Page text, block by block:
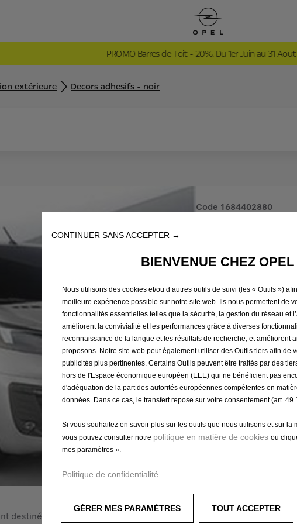
PROMO Barres de Toit - 20%. Du 1er Juin au 31 Aout
extérieure Decors adhesifs - noir
Code 1684402880
595,24 €
P
r
i
c
e
i
s
5
9
,
2
-
+
Q
u
n
t
i
y
u
Livraison :12/08
destinés au capot, côté du véhicule et hayon pour ajouter une
CONTINUER SANS ACCEPTER →
BIENVENUE CHEZ OPEL
Nous utilisons des cookies et/ou d’autres outils de suivi (les « Outils »)
meilleure expérience possible sur notre site web. Ils nous permettent de
fonctionnalités essentielles telles que la sécurité, la gestion du réseau et
améliorent la convivialité et les performances grâce à diverses
reconnaissance de la langue et les résultats de recherche, et améliorent
proposons. Notre site web peut également utiliser des Outils tiers afin de
publicités plus pertinentes. Certains Outils peuvent être traités par des
hors de l'Espace économique européen (EEE) qui ne bénéficient pas
d'adéquation de la part des autorités européennes compétentes en
données. Dans ce cas, le transfert repose sur votre consentement (art.
Si vous souhaitez en savoir plus sur les outils que nous utilisons et sur la
vous pouvez consulter notrepolitique en matière de cookies ou
mes paramètres ».
Politique de confidentialité
GÉRER MES PARAMÈTRES TOUT ACCEPTER